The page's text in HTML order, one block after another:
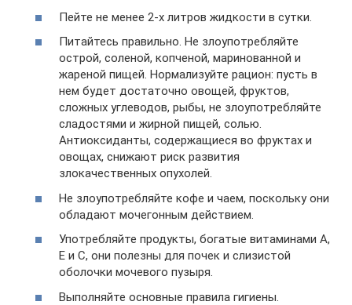
Пейте не менее 2-х литров жидкости в сутки.
Питайтесь правильно. Не злоупотребляйте
острой, соленой, копченой, маринованной и
жареной пищей. Нормализуйте рацион: пусть в
нем будет достаточно овощей, фруктов,
сложных углеводов, рыбы, не злоупотребляйте
сладостями и жирной пищей, солью.
Антиоксиданты, содержащиеся во фруктах и
овощах, снижают риск развития
злокачественных опухолей.
Не злоупотребляйте кофе и чаем, поскольку они
обладают мочегонным действием.
Употребляйте продукты, богатые витаминами А,
Е и С, они полезны для почек и слизистой
оболочки мочевого пузыря.
Выполняйте основные правила гигиены.